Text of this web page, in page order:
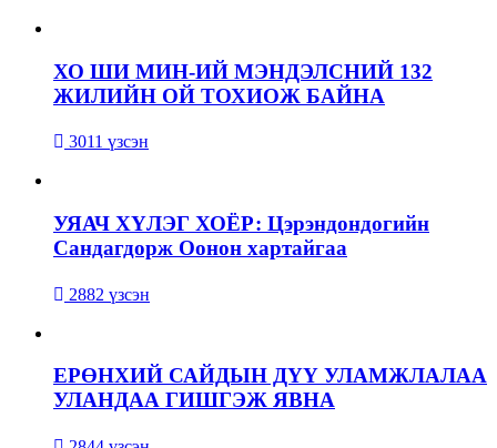
ХО ШИ МИН-ИЙ МЭНДЭЛСНИЙ 132
ЖИЛИЙН ОЙ ТОХИОЖ БАЙНА
3011 үзсэн
УЯАЧ ХҮЛЭГ ХОЁР: Цэрэндондогийн
Сандагдорж Оонон хартайгаа
2882 үзсэн
ЕРӨНХИЙ САЙДЫН ДҮҮ УЛАМЖЛАЛАА
УЛАНДАА ГИШГЭЖ ЯВНА